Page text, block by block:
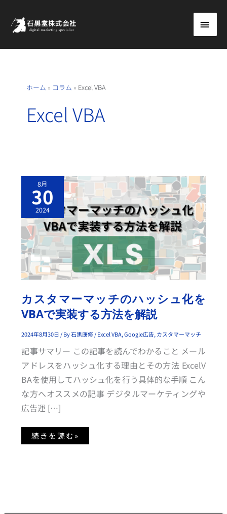
ス
メ
イ
ホーム » コラム » Excel VBA
Excel VBA
8月
30
2024
カスタマーマッチのハッシュ化を
VBAで実装する方法を解説
2024年8月30日 / By石黒康修/Excel VBA,Google広告, カスタマーマッチ
記事サマリー この記事を読んでわかること メール
アドレスをハッシュ化する理由とその方法 ExcelV
BAを使用してハッシュ化を行う具体的な手順 こん
な方へオススメの記事 デジタルマーケティングや
広告運 […]
カ
ス
タ
マ
ー
マ
ッ
チ
の
ハ
ッ
シ
ュ
化
を
A
で
実
装
る
法
を
解
説
続きを読む»